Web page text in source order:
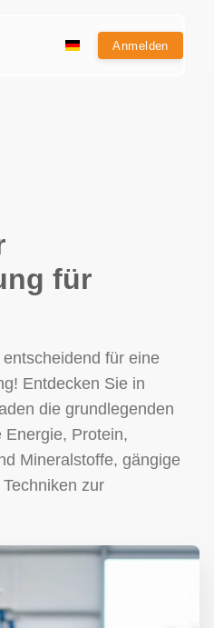
Anmelden
für
für eine
Entdecken Sie in
die grundlegenden
Energie, Protein,
Mineralstoffe, gängige
zur